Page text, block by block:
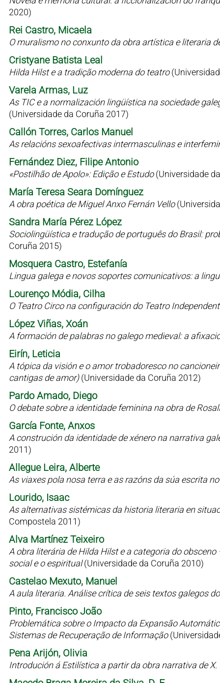
2020)
Rei Castro, Micaela
O muralismo no conxunto da obra artística e literaria
Cristyane Batista Leal
Hilda Hilst e a tradição moderna do teatro
Varela Armas, Luz
As TIC e a normalización lingüística na sociedade
(Universidade da Coruña 2017)
Callón Torres, Carlos Manuel
As relacións sexoafectivas intermasculinas e
Fernández Diez, Filipe Antonio
«Postilhão de Apolo»: Edição e Estudo(Universidade
María Teresa Seara Domínguez
A obra poética de Miguel Anxo Fernán Vello
Sandra María Pérez López
Sociolingüística e tradução de português do Brasil:
Coruña 2015)
Mosquera Castro, Estefanía
Lingua galega e novos soportes comunicativos: a
Lourenço Módia, Cilha
O Teatro Circo na configuración do Teatro
López Viñas, Xoán
A formación de palabras no galego medieval: a
Eirín, Leticia
A tópica da visión e o amor trobadoresco no
cantigas de amor)(Universidade da Coruña 2012)
Pardo Amado, Diego
O debate sobre a identidade feminina na obra de
García Fonte, Anxos
A construción da identidade de xénero na narrativa
2011)
Allegue Leira, Alberte
As viaxes pola nosa terra e as razóns da súa escrita
Lourido, Isaac
As alternativas sistémicas da historia literaria en
Compostela 2011)
Alva Martínez Teixeiro
A obra literária de Hilda Hilst e a categoria do
social e o espiritual(Universidade da Coruña 2010)
Castelao Mexuto, Manuel
A aula literaria. Análise crítica de seis textos galegos
Pinto, Francisco João
Problemática sobre o Impacto da Expansão
Sistemas de Recuperação de Informação
Pena Arijón, Olivia
Introdución á Estilística a partir da obra narrativa de X.